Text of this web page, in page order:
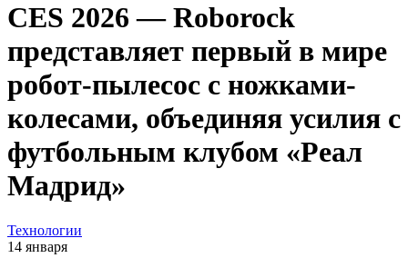
CES 2026 — Roborock
представляет первый в мире
робот-пылесос с ножками-
колесами, объединяя усилия с
футбольным клубом «Реал
Мадрид»
Технологии
14 января